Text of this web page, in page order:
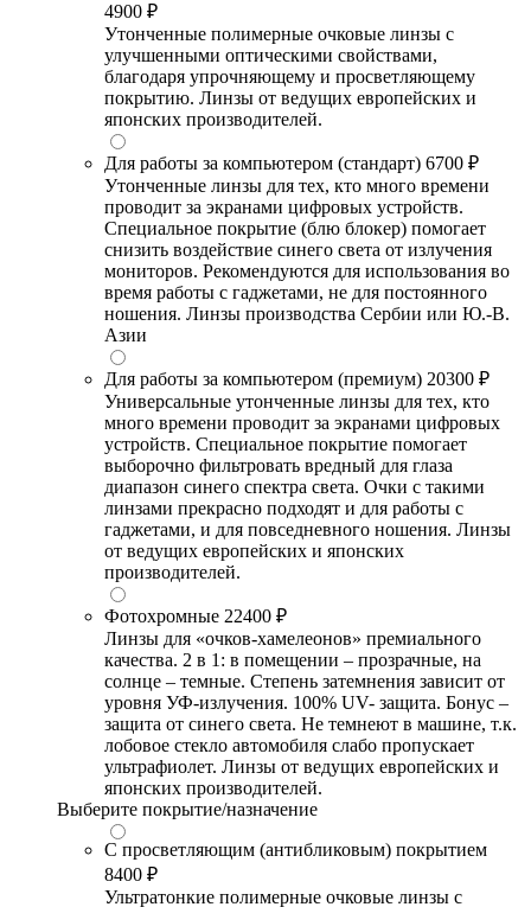
4900 ₽
Утонченные полимерные очковые линзы с
улучшенными оптическими свойствами,
благодаря упрочняющему и просветляющему
покрытию. Линзы от ведущих европейских и
японских производителей.
Для работы за компьютером (стандарт) 6700 ₽
Утонченные линзы для тех, кто много времени
проводит за экранами цифровых устройств.
Специальное покрытие (блю блокер) помогает
снизить воздействие синего света от излучения
мониторов. Рекомендуются для использования во
время работы с гаджетами, не для постоянного
ношения. Линзы производства Сербии или Ю.-В.
Азии
Для работы за компьютером (премиум) 20300 ₽
Универсальные утонченные линзы для тех, кто
много времени проводит за экранами цифровых
устройств. Специальное покрытие помогает
выборочно фильтровать вредный для глаза
диапазон синего спектра света. Очки с такими
линзами прекрасно подходят и для работы с
гаджетами, и для повседневного ношения. Линзы
от ведущих европейских и японских
производителей.
Фотохромные 22400 ₽
Линзы для «очков-хамелеонов» премиального
качества. 2 в 1: в помещении – прозрачные, на
солнце – темные. Степень затемнения зависит от
уровня УФ-излучения. 100% UV- защита. Бонус –
защита от синего света. Не темнеют в машине, т.к.
лобовое стекло автомобиля слабо пропускает
ультрафиолет. Линзы от ведущих европейских и
японских производителей.
Выберите покрытие/назначение
С просветляющим (антибликовым) покрытием
8400 ₽
Ультратонкие полимерные очковые линзы с